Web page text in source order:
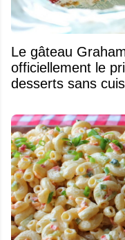
Le gâteau Graham et fraises se mérite
officiellement le
desserts sans